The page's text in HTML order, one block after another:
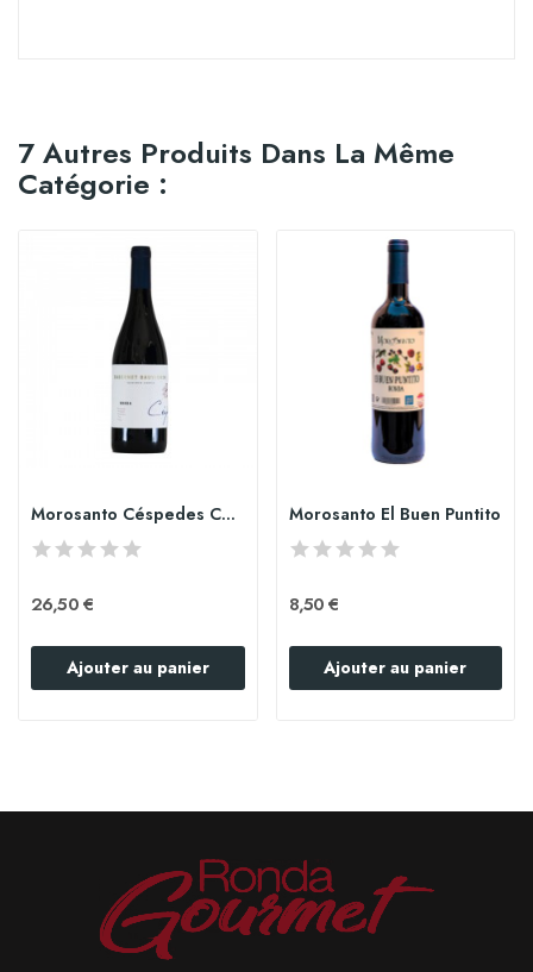
7 Autres Produits Dans La Même
Catégorie :
Morosanto Céspedes Cabernet Sauvignon
26,50 €
Ajouter au panier
Morosanto El Buen Puntito
8,50 €
Ajouter au panier